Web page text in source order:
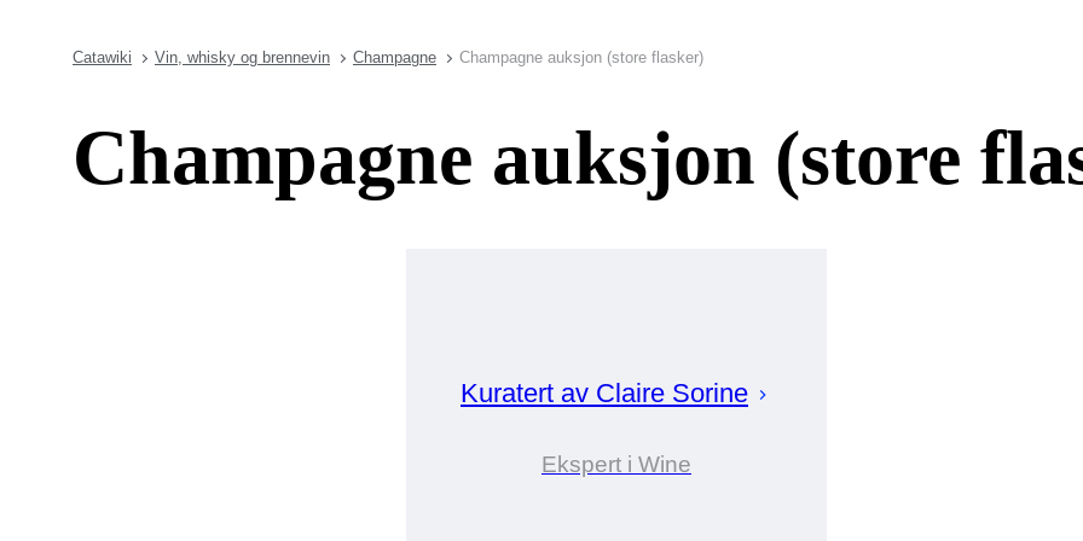
Catawiki Vin, whisky og brennevin Champagne Champagne auksjon (store flasker)
Champagne auksjon (store
Kuratert av Claire Sorine
Ekspert i Wine